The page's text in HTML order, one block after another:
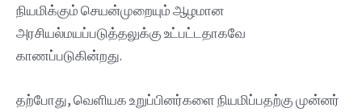
நியமிக்கும் செயன்முறையும் ஆழமான
அரசியல்மயப்படுத்தலுக்கு உட்பட்டதாகவே
காணப்படுகின்றது.
தற்போது, வெளியக உறுப்பினர்களை நியமிப்பதற்கு முன்னர்